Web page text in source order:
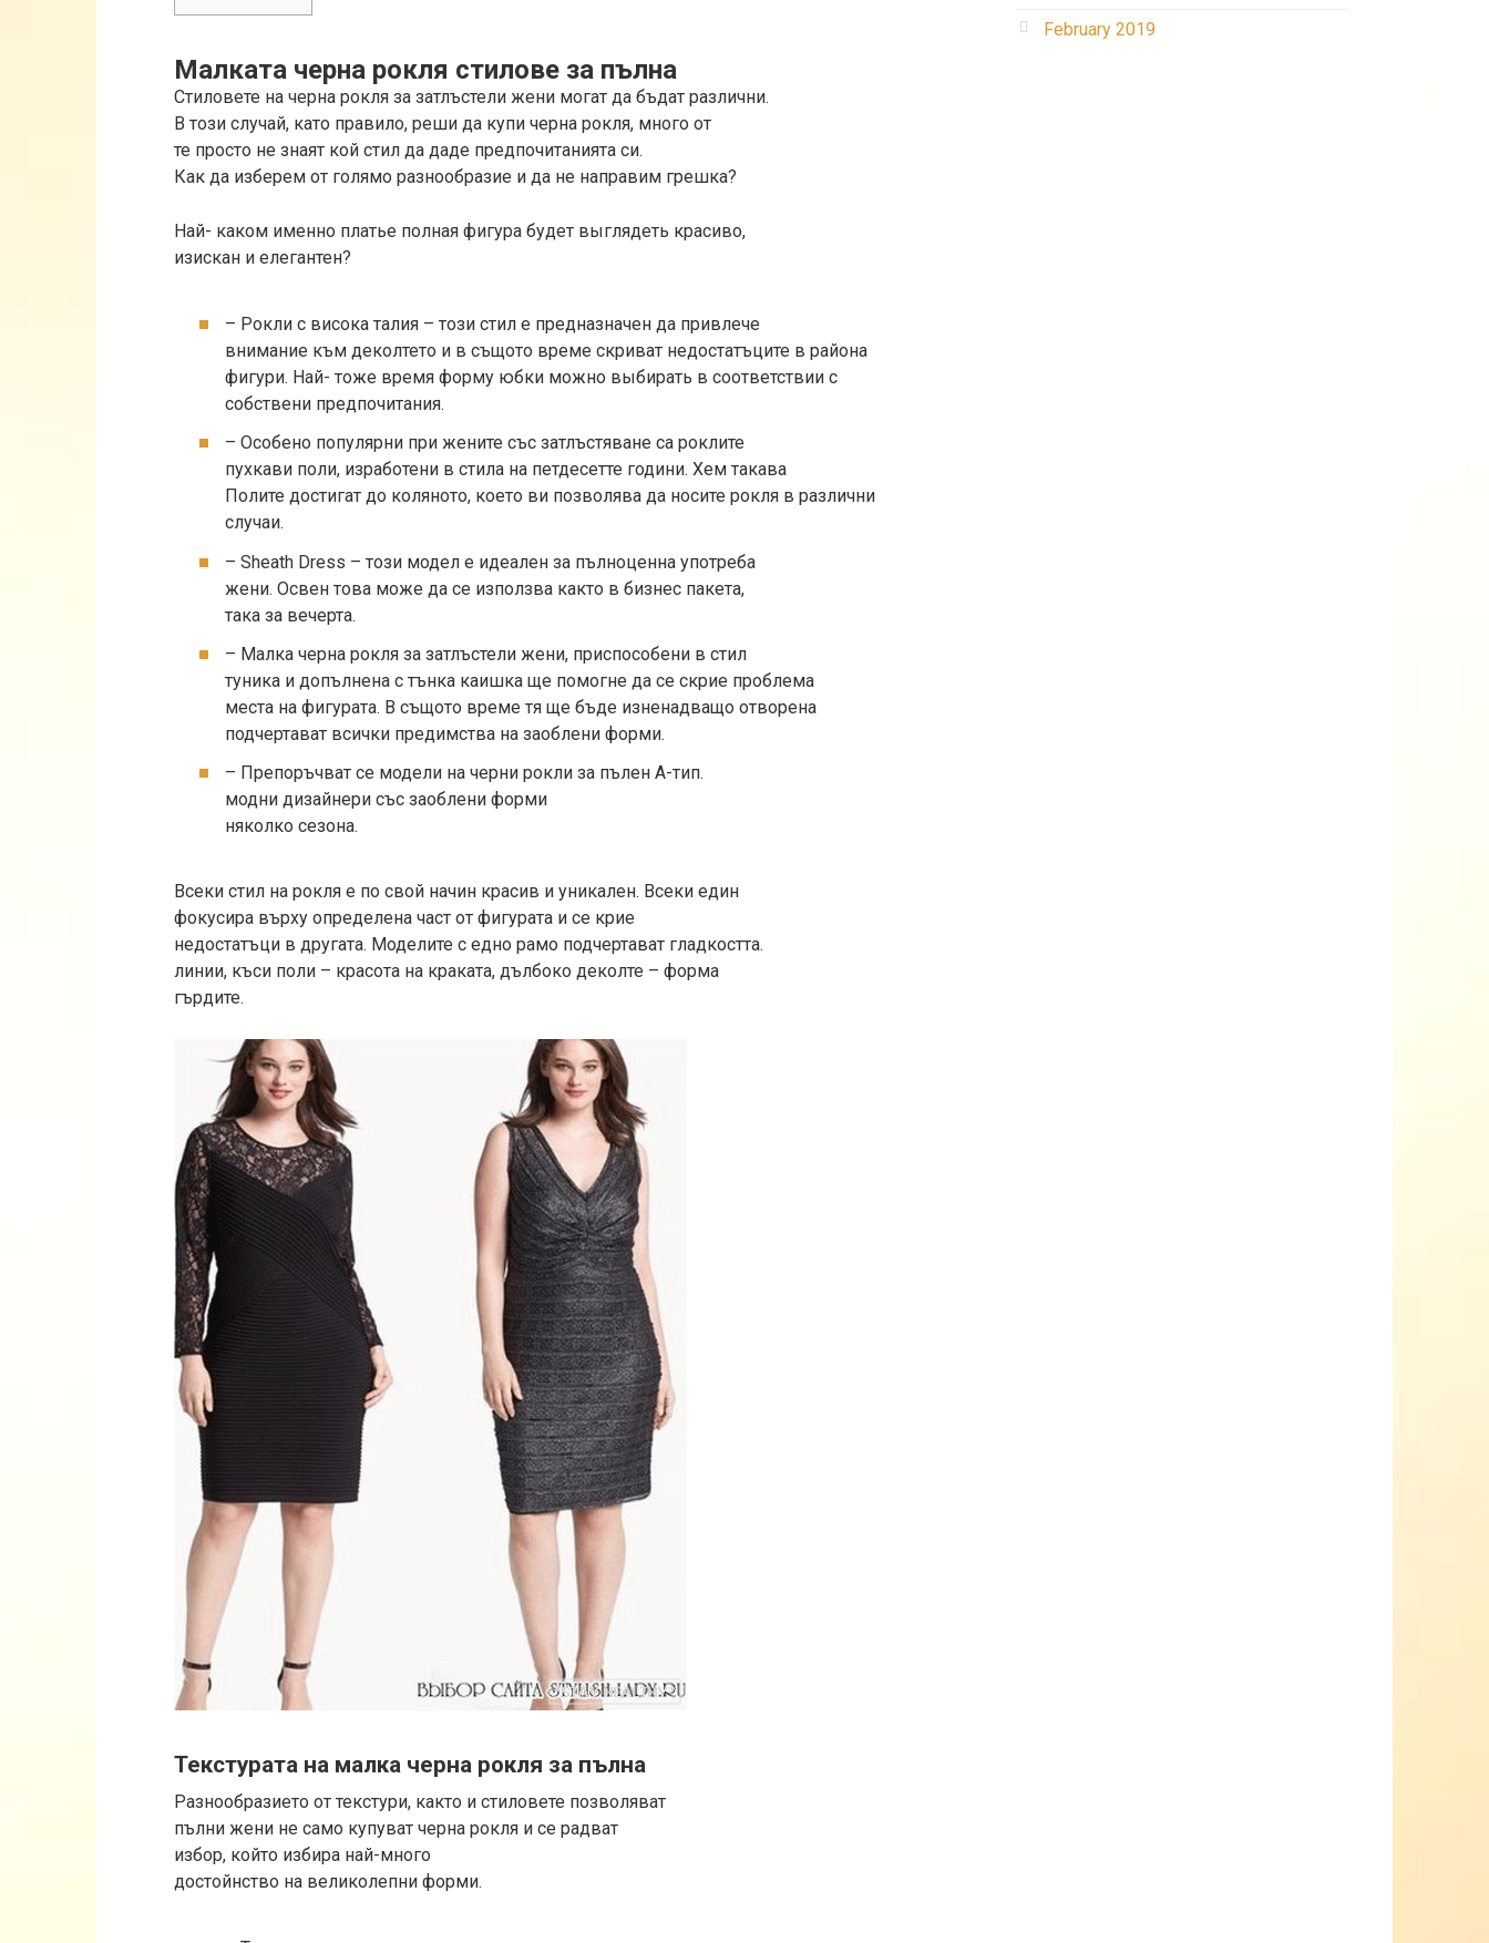
Малката черна рокля стилове за пълна
Стиловете на черна рокля за затлъстели жени могат да бъдат различни.
В този случай, като правило, реши да купи черна рокля, много от
те просто не знаят кой стил да даде предпочитанията си.
Как да изберем от голямо разнообразие и да не направим грешка?
Най- каком именно платье полная фигура будет выглядеть красиво,
изискан и елегантен?
– Рокли с висока талия – този стил е предназначен да привлече
внимание към деколтето и в същото време скриват недостатъците в района
фигури. Най- тоже время форму юбки можно выбирать в соответствии с
собствени предпочитания.
– Особено популярни при жените със затлъстяване са роклите
пухкави поли, изработени в стила на петдесетте години. Хем такава
Полите достигат до коляното, което ви позволява да носите рокля в различни
случаи.
– Sheath Dress – този модел е идеален за пълноценна употреба
жени. Освен това може да се използва както в бизнес пакета,
така за вечерта.
– Малка черна рокля за затлъстели жени, приспособени в стил
туника и допълнена с тънка каишка ще помогне да се скрие проблема
места на фигурата. В същото време тя ще бъде изненадващо отворена
подчертават всички предимства на заоблени форми.
– Препоръчват се модели на черни рокли за пълен А-тип.
модни дизайнери със заоблени форми
няколко сезона.
Всеки стил на рокля е по свой начин красив и уникален. Всеки един
фокусира върху определена част от фигурата и се крие
недостатъци в другата. Моделите с едно рамо подчертават гладкостта.
линии, къси поли – красота на краката, дълбоко деколте – форма
гърдите.
Текстурата на малка черна рокля за пълна
Разнообразието от текстури, както и стиловете позволяват
пълни жени не само купуват черна рокля и се радват
избор, който избира най-много
достойнство на великолепни форми.
February 2019